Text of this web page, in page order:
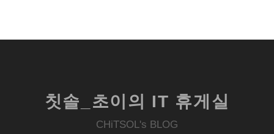
칫솔_초이의 IT 휴게실
CHiTSOL's BLOG